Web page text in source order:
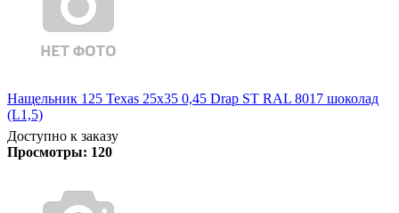
Нащельник 125 Texas 25х35 0,45 Drap ST RAL 8017 шоколад
(L1,5)
Доступно к заказу
Просмотры: 120